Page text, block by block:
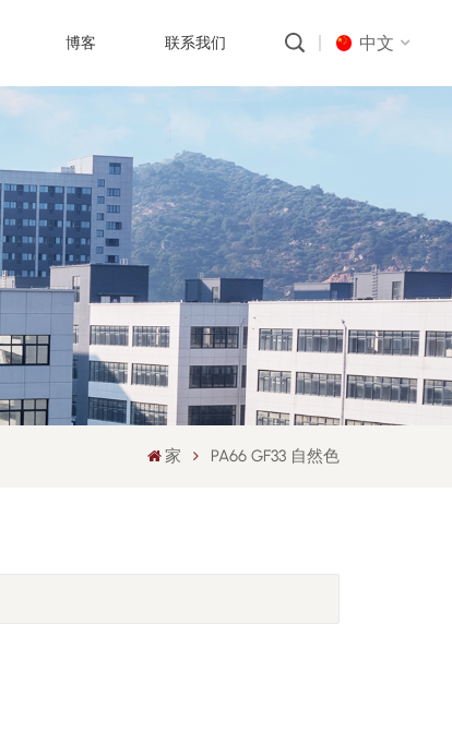
博客 联系我们 中文
русский
português
العربية
中文
家 PA66 GF33 自然色